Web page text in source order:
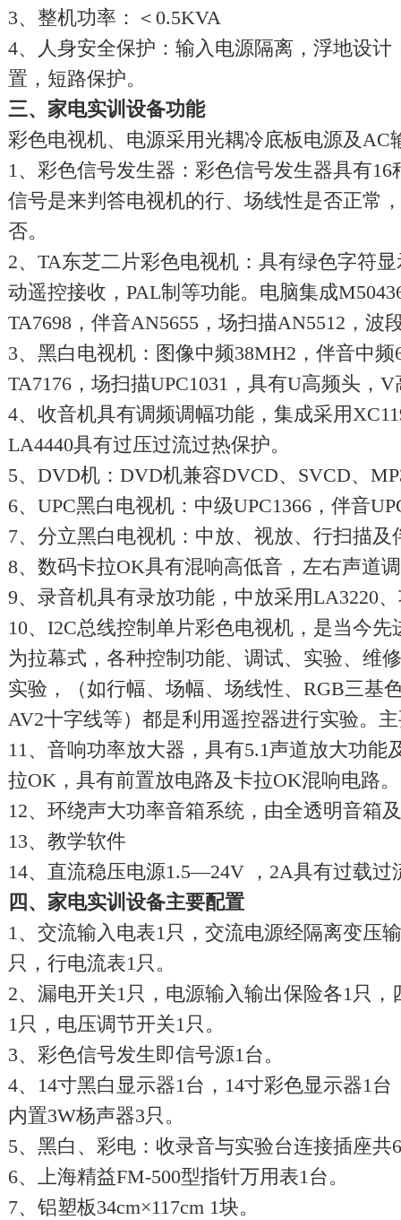
3、整机功率：＜0.5KVA
4、人身安全保护：输入电源隔离，浮地设
置，短路保护。
三、 家电实训设备功能
彩色电视机、电源采用光耦冷底板电源及AC
1、彩色信号发生器：彩色信号发生器具有
信号是来判答电视机的行、场线性是否正常
否。
2、TA东芝二片彩色电视机：具有绿色字符
动遥控接收，PAL制等功能。电脑集成
TA7698，伴音AN5655，场扫描AN5512，波
3、黑白电视机：图像中频38MH2，伴音中频
TA7176，场扫描UPC1031，具有U高频头，
4、收音机具有调频调幅功能，集成采用
LA4440具有过压过流过热保护。
5、DVD机：DVD机兼容DVCD、SVCD、
6、UPC黑白电视机：中级UPC1366，伴音
7、分立黑白电视机：中放、视放、行扫描
8、数码卡拉OK具有混响高低音，左右声道
9、录音机具有录放功能，中放采用LA3220
10、I2C总线控制单片彩色电视机，是当今
为拉幕式，各种控制功能、调试、实验、维
实验，（如行幅、场幅、场线性、RGB三基
AV2十字线等）都是利用遥控器进行实验。
11、音响功率放大器，具有5.1声道放大功能
拉OK，具有前置放电路及卡拉OK混响电路。
12、环绕声大功率音箱系统，由全透明音箱
13、教学软件
14、直流稳压电源1.5—24V ，2A具有过载过
四、 家电实训设备主要配置
1、交流输入电表1只，交流电源经隔离变压
只，行电流表1只。
2、漏电开关1只，电源输入输出保险各1只
1只，电压调节开关1只。
3、彩色信号发生即信号源1台。
4、14寸黑白显示器1台，14寸彩色显示器1
内置3W杨声器3只。
5、黑白、彩电：收录音与实验台连接插座共
6、上海精益FM-500型指针万用表1台。
7、铝塑板34cm×117cm 1块。